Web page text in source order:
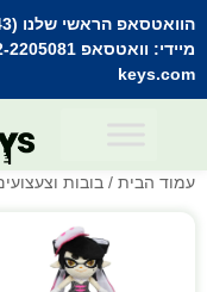
הוואטסאפ הראשי שלנו (053-3555743) בתקלה זמנית
מיידי: וואטסאפ 052-2205081
keys.com
עמוד הבית / בובות